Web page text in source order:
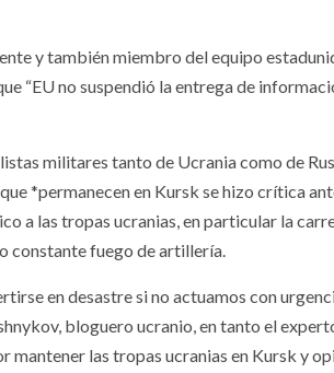
y también miembro del equipo
“EU no suspendió la entrega de
militares tanto de Ucrania como de
*permanecen en Kursk se hizo crítica
a las tropas ucranias, en particular la
constante fuego de artillería.
en desastre si no actuamos con
bloguero ucranio, en tanto el
las tropas ucranias en Kursk y